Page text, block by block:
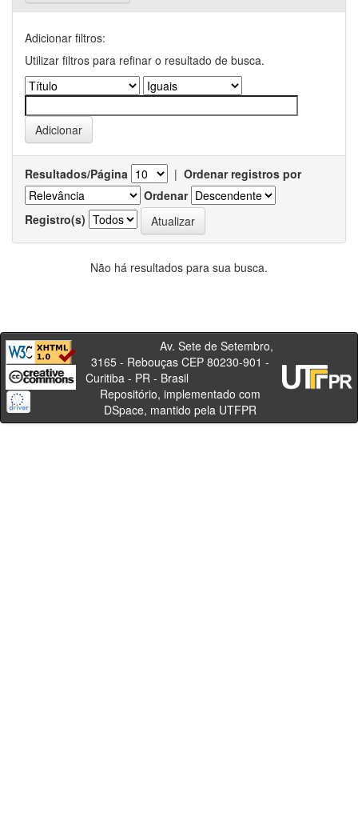
Adicionar filtros:
Utilizar filtros para refinar o resultado de busca.
Resultados/Página | Ordenar registros por
Ordenar
Registro(s)
Não há resultados para sua busca.
Av. Sete de Setembro,
3165 - Rebouças CEP 80230-901 -
Curitiba - PR - Brasil
Repositório, implementado com
DSpace, mantido pela UTFPR